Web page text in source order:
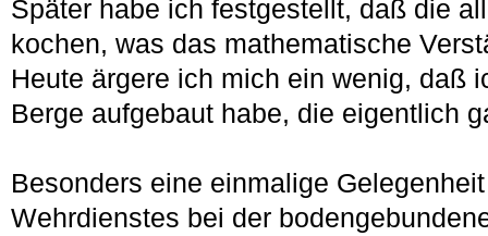
Später habe ich festgestellt, daß die
kochen, was das mathematische
Heute ärgere ich mich ein wenig, daß
Berge aufgebaut habe, die eigentlich
Besonders eine einmalige
Wehrdienstes bei der